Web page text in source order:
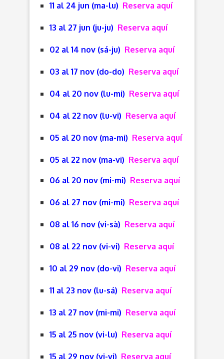
11 al 24 jun (ma-lu) Reserva aquí
13 al 27 jun (ju-ju) Reserva aquí
02 al 14 nov (sá-ju) Reserva aquí
03 al 17 nov (do-do) Reserva aquí
04 al 20 nov (lu-mi) Reserva aquí
04 al 22 nov (lu-vi) Reserva aquí
05 al 20 nov (ma-mi) Reserva aquí
05 al 22 nov (ma-vi) Reserva aquí
06 al 20 nov (mi-mi) Reserva aquí
06 al 27 nov (mi-mi) Reserva aquí
08 al 16 nov (vi-sà) Reserva aquí
08 al 22 nov (vi-vi) Reserva aquí
10 al 29 nov (do-vi) Reserva aquí
11 al 23 nov (lu-sá) Reserva aquí
13 al 27 nov (mi-mi) Reserva aquí
15 al 25 nov (vi-lu) Reserva aquí
15 al 29 nov (vi-vi) Reserva aquí